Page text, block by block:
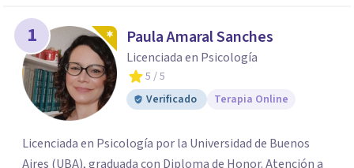
1 Paula Amaral Sanches
Licenciada en Psicología
5 / 5
Verificado
Terapia Online
Licenciada en Psicología por la Universidad de Buenos
Aires (UBA), graduada con Diploma de Honor. Atención a